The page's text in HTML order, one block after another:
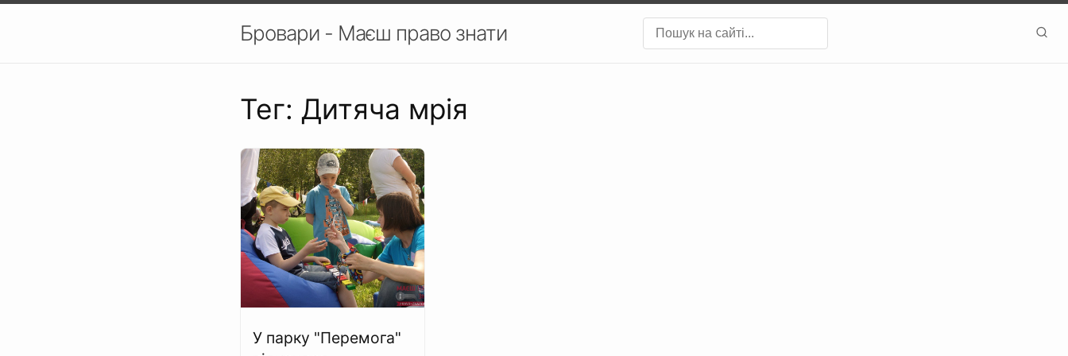
Бровари - Маєш право знати
Тег: Дитяча мрія
У парку "Перемога"